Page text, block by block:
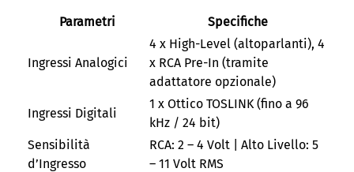
Parametri Specifiche
Ingressi Analogici
4 x High-Level (altoparlanti), 4
x RCA Pre-In (tramite
adattatore opzionale)
Ingressi Digitali
1 x Ottico TOSLINK (fino a 96
kHz / 24 bit)
Sensibilità
d’Ingresso
RCA: 2 – 4 Volt | Alto Livello: 5
– 11 Volt RMS